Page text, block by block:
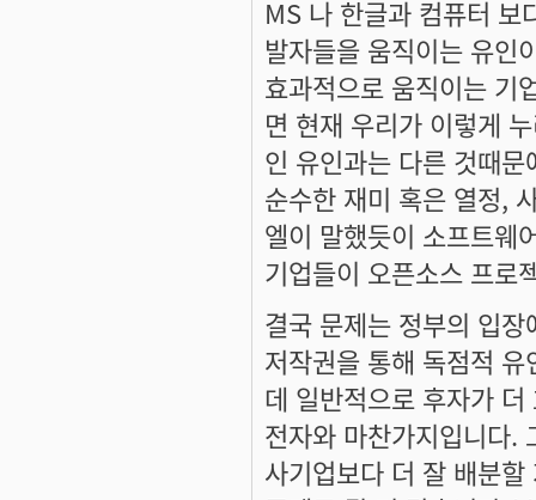
MS 나 한글과 컴퓨터 보
발자들을 움직이는 유인
효과적으로 움직이는 기
면 현재 우리가 이렇게
인 유인과는 다른 것때
순수한 재미 혹은 열정,
엘이 말했듯이 소프트웨
기업들이 오픈소스 프로
결국 문제는 정부의 입
저작권을 통해 독점적
데 일반적으로 후자가
전자와 마찬가지입니다.
사기업보다 더 잘 배분